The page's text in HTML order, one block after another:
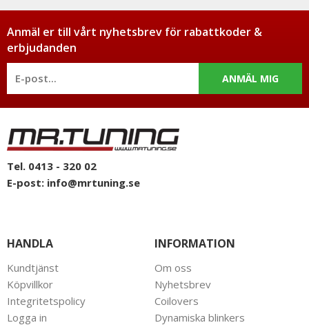
Anmäl er till vårt nyhetsbrev för rabattkoder &
erbjudanden
ANMÄL MIG
Tel. 0413 - 320 02
E-post: info@mrtuning.se
HANDLA
Kundtjänst
Köpvillkor
Integritetspolicy
Logga in
INFORMATION
Om oss
Nyhetsbrev
Coilovers
Dynamiska blinkers